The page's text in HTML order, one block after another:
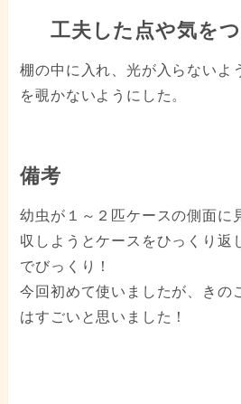
工夫した点や気を
棚の中に入れ、光が入らないよ
を覗かないようにした。
備考
幼虫が１～２匹ケースの側面に
収しようとケースをひっくり返
でびっくり！
今回初めて使いましたが、きの
はすごいと思いました！